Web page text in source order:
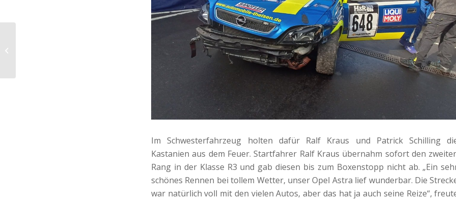
Im Schwesterfahrzeug holten dafür Ralf Kraus und Patrick Schilling
Kastanien aus dem Feuer. Startfahrer Ralf Kraus übernahm sofort den
Rang in der Klasse R3 und gab diesen bis zum Boxenstopp nicht ab. „Ein
schönes Rennen bei tollem Wetter, unser Opel Astra lief wunderbar. Die
war natürlich voll mit den vielen Autos, aber das hat ja auch seine Reize“,